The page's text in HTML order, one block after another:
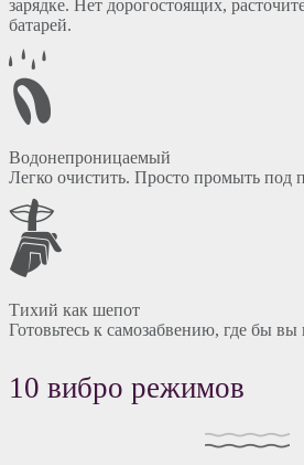
зарядке. Нет дорогостоящих,
батарей.
Водонепроницаемый
Легко очистить. Просто промыть под
Тихий как шепот
Готовьтесь к самозабвению, где бы вы
10 вибро режимов